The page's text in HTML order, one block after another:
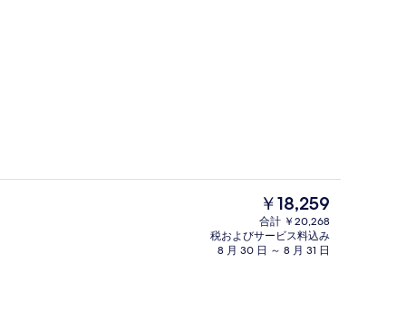
ロビー
現
在
の
料
￥18,259
合計 ￥20,268
税およびサービス料込み
8 月 30 日 ～ 8 月 31 日